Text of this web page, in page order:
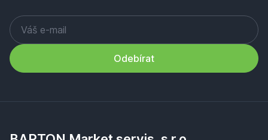
Odebírat